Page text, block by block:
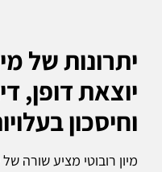
יתרונות של
יוצאת דופן,
וחיסכון
מיון רובוטי מציע שורה